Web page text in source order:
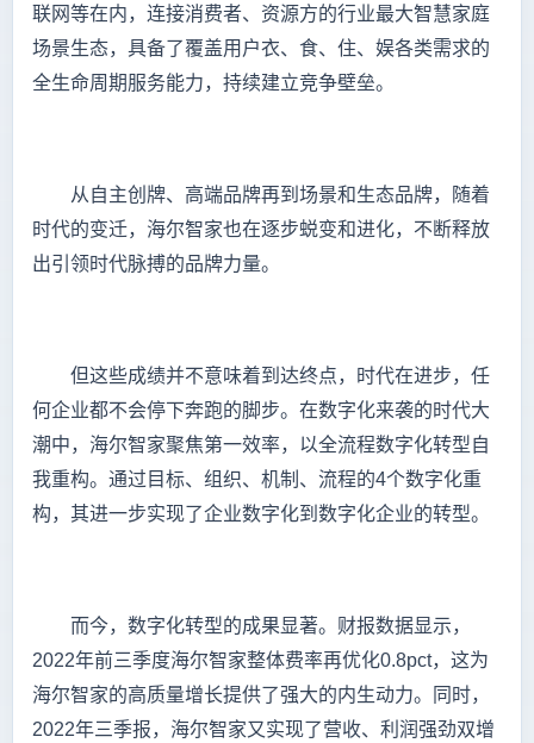
联网等在内，连接消费者、资源方的行业最大智慧家庭
场景生态，具备了覆盖用户衣、食、住、娱各类需求的
全生命周期服务能力，持续建立竞争壁垒。
从自主创牌、高端品牌再到场景和生态品牌，随着
时代的变迁，海尔智家也在逐步蜕变和进化，不断释放
出引领时代脉搏的品牌力量。
但这些成绩并不意味着到达终点，时代在进步，任
何企业都不会停下奔跑的脚步。在数字化来袭的时代大
潮中，海尔智家聚焦第一效率，以全流程数字化转型自
我重构。通过目标、组织、机制、流程的4个数字化重
构，其进一步实现了企业数字化到数字化企业的转型。
而今，数字化转型的成果显著。财报数据显示，
2022年前三季度海尔智家整体费率再优化0.8pct，这为
海尔智家的高质量增长提供了强大的内生动力。同时，
2022年三季报，海尔智家又实现了营收、利润强劲双增